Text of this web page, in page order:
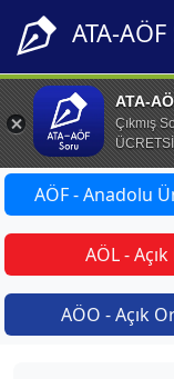
ATA-AÖF
ATA-
Çıkmış
AÖF - Anadolu
AÖL -
AÖO - Açık